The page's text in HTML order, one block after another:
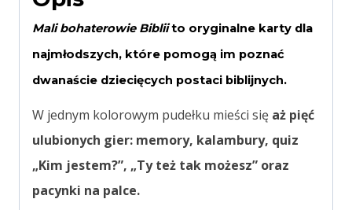
Mali bohaterowie Bibliito oryginalne karty dla
najmłodszych, które pomogą im poznać
dwanaście dziecięcych postaci biblijnych.
W jednym kolorowym pudełku mieści się aż pięć
ulubionych gier: memory, kalambury, quiz
„Kim jestem?”, „Ty też tak możesz” oraz
pacynki na palce.